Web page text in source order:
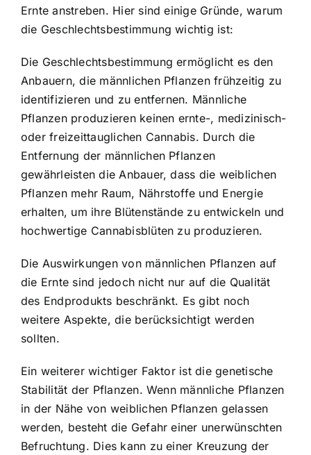
Ernte anstreben. Hier sind einige Gründe, warum
die Geschlechtsbestimmung wichtig ist:
Die Geschlechtsbestimmung ermöglicht es den
Anbauern, die männlichen Pflanzen frühzeitig zu
identifizieren und zu entfernen. Männliche
Pflanzen produzieren keinen ernte-, medizinisch-
oder freizeittauglichen Cannabis. Durch die
Entfernung der männlichen Pflanzen
gewährleisten die Anbauer, dass die weiblichen
Pflanzen mehr Raum, Nährstoffe und Energie
erhalten, um ihre Blütenstände zu entwickeln und
hochwertige Cannabisblüten zu produzieren.
Die Auswirkungen von männlichen Pflanzen auf
die Ernte sind jedoch nicht nur auf die Qualität
des Endprodukts beschränkt. Es gibt noch
weitere Aspekte, die berücksichtigt werden
sollten.
Ein weiterer wichtiger Faktor ist die genetische
Stabilität der Pflanzen. Wenn männliche Pflanzen
in der Nähe von weiblichen Pflanzen gelassen
werden, besteht die Gefahr einer unerwünschten
Befruchtung. Dies kann zu einer Kreuzung der